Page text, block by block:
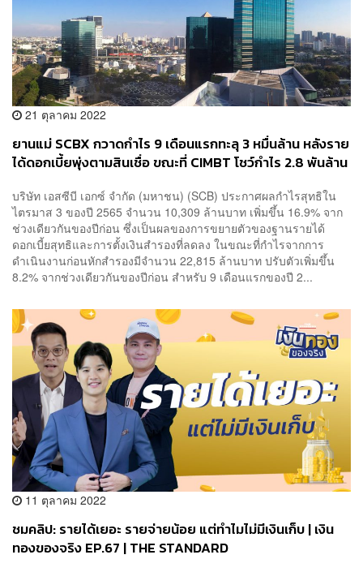
21 ตุลาคม 2022
ยานแม่ SCBX กวาดกำไร 9 เดือนแรกทะลุ 3 หมื่นล้าน หลังราย
ได้ดอกเบี้ยพุ่งตามสินเชื่อ ขณะที่ CIMBT โชว์กำไร 2.8 พันล้าน
บริษัท เอสซีบี เอกซ์ จำกัด (มหาชน) (SCB) ประกาศผลกำไรสุทธิใน
ไตรมาส 3 ของปี 2565 จำนวน 10,309 ล้านบาท เพิ่มขึ้น 16.9% จาก
ช่วงเดียวกันของปีก่อน ซึ่งเป็นผลของการขยายตัวของฐานรายได้
ดอกเบี้ยสุทธิและการตั้งเงินสำรองที่ลดลง ในขณะที่กำไรจากการ
ดำเนินงานก่อนหักสำรองมีจำนวน 22,815 ล้านบาท ปรับตัวเพิ่มขึ้น
8.2% จากช่วงเดียวกันของปีก่อน สำหรับ 9 เดือนแรกของปี 2...
11 ตุลาคม 2022
ชมคลิป: รายได้เยอะ รายจ่ายน้อย แต่ทำไมไม่มีเงินเก็บ | เงิน
ทองของจริง EP.67 | THE STANDARD